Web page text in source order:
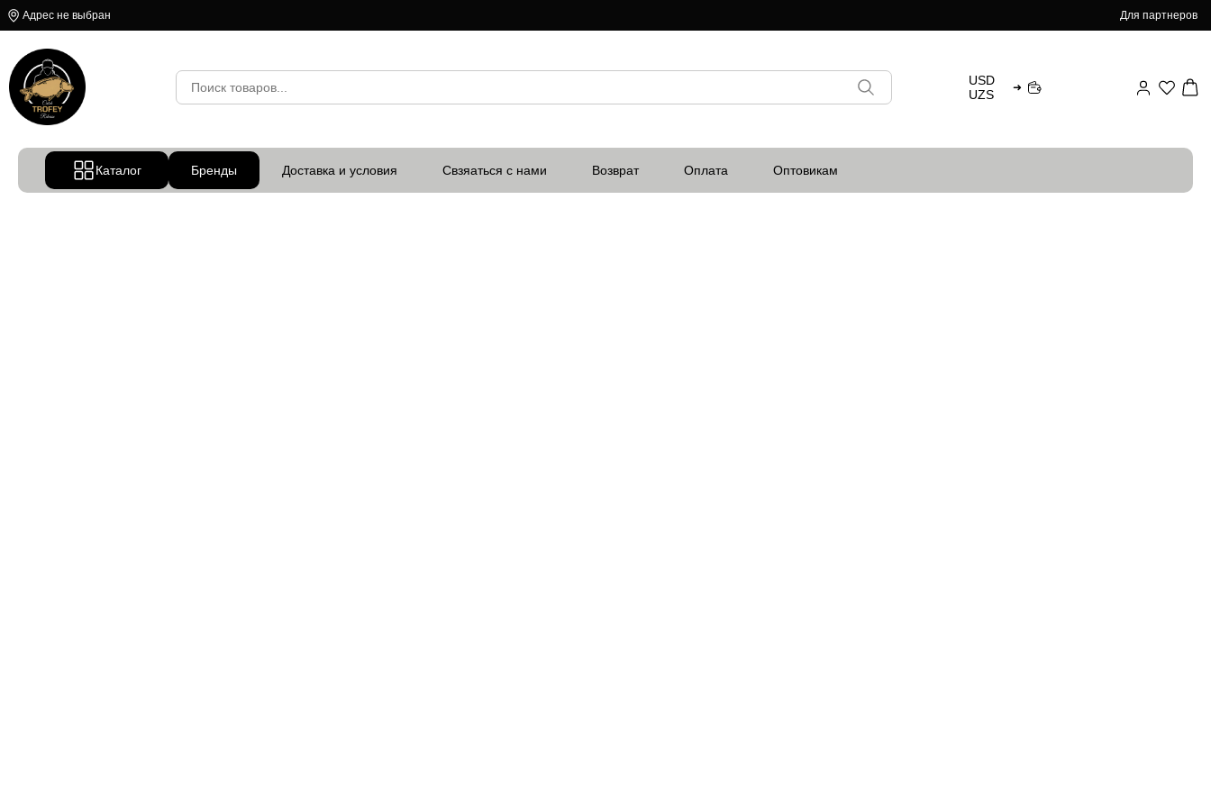
Адрес не выбран Для партнеров
USD
UZS
➜
Каталог Бренды Доставка и условия Свзяаться с нами Возврат Оплата Оптовикам